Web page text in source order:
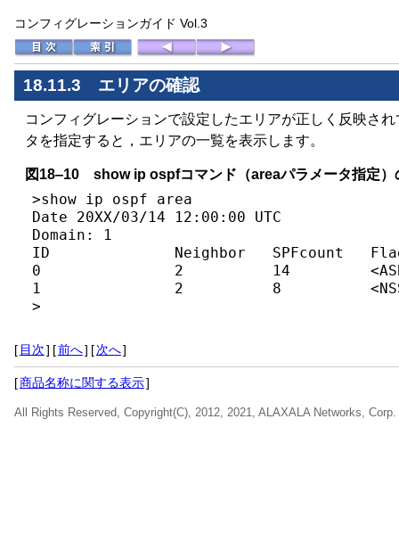
コンフィグレーションガイド Vol.3
18.11.3 エリアの確認
コンフィグレーションで設定したエリアが正しく反映さ
タを指定すると，エリアの一覧を表示します。
図18‒10 show ip ospfコマンド（areaパラメータ指定）
>show ip ospf area
Date 20XX/03/14 12:00:00 UTC
Domain: 1
ID              Neighbor   SPFcount
0               2          14
1               2          8
>
[ 目次] [前へ] [次へ]
[商品名称に関する表示]
All Rights Reserved, Copyright(C), 2012, 2021, ALAXALA Networks, Corp.